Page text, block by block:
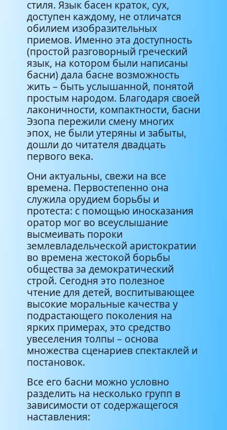
стиля. Язык басен краток, сух,
доступен каждому, не отличатся
обилием изобразительных
приемов. Именно эта доступность
(простой разговорный греческий
язык, на котором были написаны
басни) дала басне возможность
жить – быть услышанной, понятой
простым народом. Благодаря своей
лаконичности, компактности, басни
Эзопа пережили смену многих
эпох, не были утеряны и забыты,
дошли до читателя двадцать
первого века.
Они актуальны, свежи на все
времена. Первостепенно она
служила орудием борьбы и
протеста: с помощью иносказания
оратор мог во всеуслышание
высмеивать пороки
землевладельческой аристократии
во времена жестокой борьбы
общества за демократический
строй. Сегодня это полезное
чтение для детей, воспитывающее
высокие моральные качества у
подрастающего поколения на
ярких примерах, это средство
увеселения толпы – основа
множества сценариев спектаклей и
постановок.
Все его басни можно условно
разделить на несколько групп в
зависимости от содержащегося
наставления: